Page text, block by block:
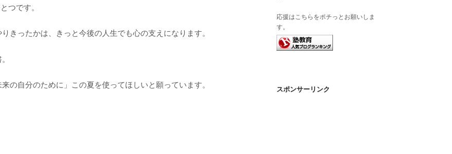
つです。
きったかは、きっと今後の人生でも心の支えになります。
の自分のために」この夏を使ってほしいと願っています。
応援はこちらをポチっとお願いしま
す。
スポンサーリンク